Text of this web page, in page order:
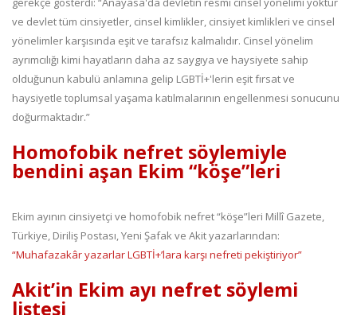
ve devlet tüm cinsiyetler, cinsel kimlikler, cinsiyet kimlikleri ve cinsel
yönelimler karşısında eşit ve tarafsız kalmalıdır. Cinsel yönelim
ayrımcılığı kimi hayatların daha az saygıya ve haysiyete sahip
olduğunun kabulü anlamına gelip LGBTİ+'lerin eşit fırsat ve
haysiyetle toplumsal yaşama katılmalarının engellenmesi sonucunu
doğurmaktadır.”
Homofobik nefret söylemiyle
bendini aşan Ekim “köşe”leri
Ekim ayının cinsiyetçi ve homofobik nefret “köşe”leri Millî Gazete,
Türkiye, Diriliş Postası, Yeni Şafak ve Akit yazarlarından:
“Muhafazakâr yazarlar LGBTİ+’lara karşı nefreti pekiştiriyor”
Akit’in Ekim ayı nefret söylemi
listesi